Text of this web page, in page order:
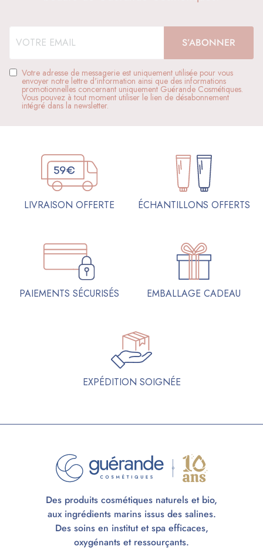
Votre adresse de messagerie est uniquement utilisée pour vous
envoyer notre lettre d'information ainsi que des informations
promotionnelles concernant uniquement Guérande Cosmétiques.
Vous pouvez à tout moment utiliser le lien de désabonnement
intégré dans la newsletter.
LIVRAISON OFFERTE ÉCHANTILLONS OFFERTS
PAIEMENTS SÉCURISÉS EMBALLAGE CADEAU
EXPÉDITION SOIGNÉE
Des produits cosmétiques naturels et bio,
aux ingrédients marins issus des salines.
Des soins en institut et spa efficaces,
oxygénants et ressourçants.